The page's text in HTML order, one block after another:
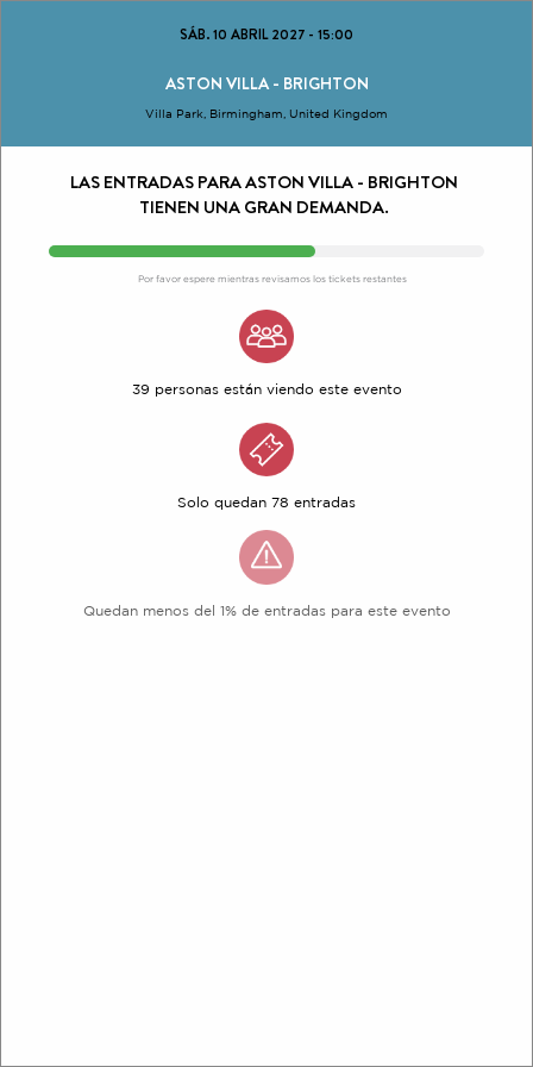
SÁB. 10 ABRIL 2027 - 15:00
ASTON VILLA - BRIGHTON
Villa Park, Birmingham, United Kingdom
LAS ENTRADAS PARA ASTON VILLA - BRIGHTON
TIENEN UNA GRAN DEMANDA.
Por favor espere mientras revisamos los tickets restantes
39 personas están viendo este evento
Solo quedan 78 entradas
Quedan menos del 1% de entradas para este evento